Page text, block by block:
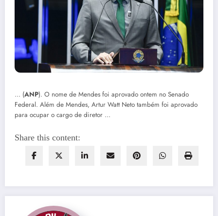
… (ANP). O nome de Mendes foi aprovado ontem no Senado
Federal. Além de Mendes, Artur Watt Neto também foi aprovado
para ocupar o cargo de diretor …
Share this content: